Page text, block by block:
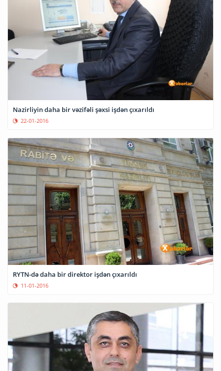
Nazirliyin daha bir vəzifəli şəxsi işdən çıxarıldı
22-01-2016
RYTN-də daha bir direktor işdən çıxarıldı
11-01-2016